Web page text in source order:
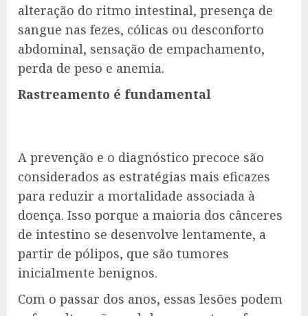
alteração do ritmo intestinal, presença de
sangue nas fezes, cólicas ou desconforto
abdominal, sensação de empachamento,
perda de peso e anemia.
Rastreamento é fundamental
A prevenção e o diagnóstico precoce são
considerados as estratégias mais eficazes
para reduzir a mortalidade associada à
doença. Isso porque a maioria dos cânceres
de intestino se desenvolve lentamente, a
partir de pólipos, que são tumores
inicialmente benignos.
Com o passar dos anos, essas lesões podem